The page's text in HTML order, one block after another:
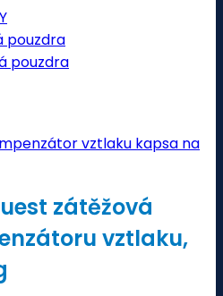
pouzdra
pouzdra
zátěžová
vztlaku,